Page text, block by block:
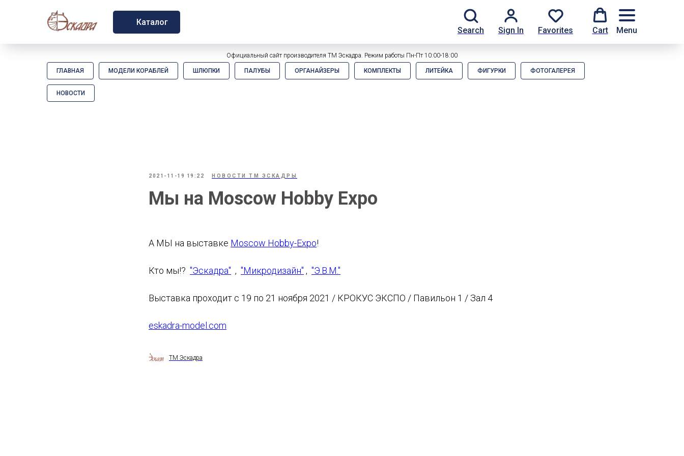
Каталог
Search
Sign In Favorites Cart Menu
Официальный сайт производителя ТМ Эскадра. Режим работы Пн-Пт 10:00-18:00
ГЛАВНАЯ МОДЕЛИ КОРАБЛЕЙ ШЛЮПКИ ПАЛУБЫ ОРГАНАЙЗЕРЫ КОМПЛЕКТЫ ЛИТЕЙКА ФИГУРКИ ФОТОГАЛЕРЕЯ
НОВОСТИ
2021-11-19 19:22 НОВОСТИ ТМ ЭСКАДРЫ
Мы на Moscow Hobby Expo
А МЫ на выставке Moscow Hobby-Expo!
Кто мы!? "Эскадра" , "Микродизайн" , "Э.В.М."
Выставка проходит с 19 по 21 ноября 2021 / КРОКУС ЭКСПО / Павильон 1 / Зал 4
eskadra-model.com
ТМ Эскадра